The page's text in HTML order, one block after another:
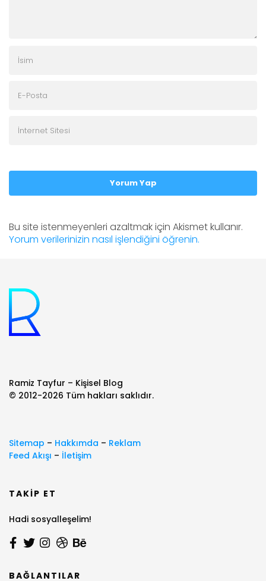
Yorum Yap
Bu site istenmeyenleri azaltmak için Akismet kullanır.
Yorum verilerinizin nasıl işlendiğini öğrenin.
Ramiz Tayfur – Kişisel Blog
© 2012-2026 Tüm hakları saklıdır.
Sitemap – Hakkımda – Reklam
Feed Akışı – İletişim
TAKIP ET
Hadi sosyalleşelim!
BAĞLANTILAR